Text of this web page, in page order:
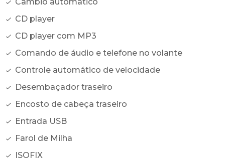
CD player
CD player com MP3
Comando de áudio e telefone no volante
Controle automático de velocidade
Desembaçador traseiro
Encosto de cabeça traseiro
Entrada USB
Farol de Milha
ISOFIX